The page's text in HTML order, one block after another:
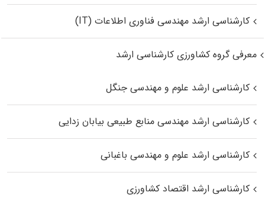
کارشناسی ارشد مهندسی فناوری اطلاعات (IT)
معرفی گروه کشاورزی کارشناسی ارشد
کارشناسی ارشد علوم و مهندسی جنگل
کارشناسی ارشد مهندسی منابع طبیعی بیابان زدایی
کارشناسی ارشد علوم و مهندسی باغبانی
کارشناسی ارشد اقتصاد کشاورزی